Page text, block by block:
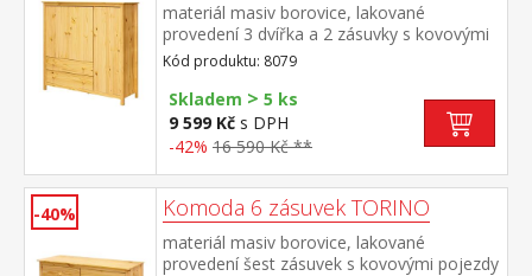
materiál masiv borovice, lakované
provedení 3 dvířka a 2 zásuvky s kovovými
pojezdy
Kód produktu: 8079
Skladem > 5 ks
9 599 Kč s DPH
-42% 16 590 Kč **
-40% Komoda 6 zásuvek TORINO
materiál masiv borovice, lakované
provedení šest zásuvek s kovovými pojezdy